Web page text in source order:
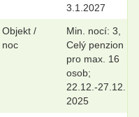
3.1.2027
Objekt /
noc
Min. nocí: 3,
Celý penzion
pro max. 16
osob;
22.12.-27.12.
2025